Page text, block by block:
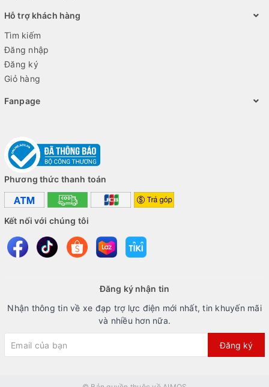
Hỗ trợ khách hàng
Tìm kiếm
Đăng nhập
Đăng ký
Giỏ hàng
Fanpage
Phương thức thanh toán
Kết nối với chúng tôi
Đăng ký nhận tin
Nhận thông tin về xe đạp trợ lực điện mới nhất, tin khuyến mãi
và nhiều hơn nữa.
Đăng ký